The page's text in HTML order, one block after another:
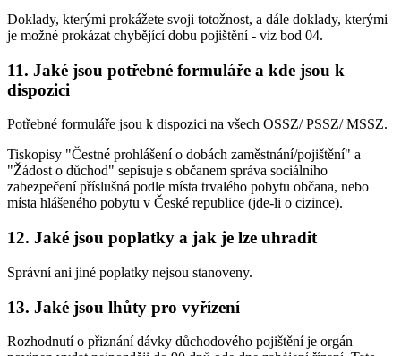
Doklady, kterými prokážete svoji totožnost, a dále doklady, kterými
je možné prokázat chybějící dobu pojištění - viz bod 04.
11. Jaké jsou potřebné formuláře a kde jsou k
dispozici
Potřebné formuláře jsou k dispozici na všech OSSZ/ PSSZ/ MSSZ.
Tiskopisy "Čestné prohlášení o dobách zaměstnání/pojištění" a
"Žádost o důchod" sepisuje s občanem správa sociálního
zabezpečení příslušná podle místa trvalého pobytu občana, nebo
místa hlášeného pobytu v České republice (jde-li o cizince).
12. Jaké jsou poplatky a jak je lze uhradit
Správní ani jiné poplatky nejsou stanoveny.
13. Jaké jsou lhůty pro vyřízení
Rozhodnutí o přiznání dávky důchodového pojištění je orgán